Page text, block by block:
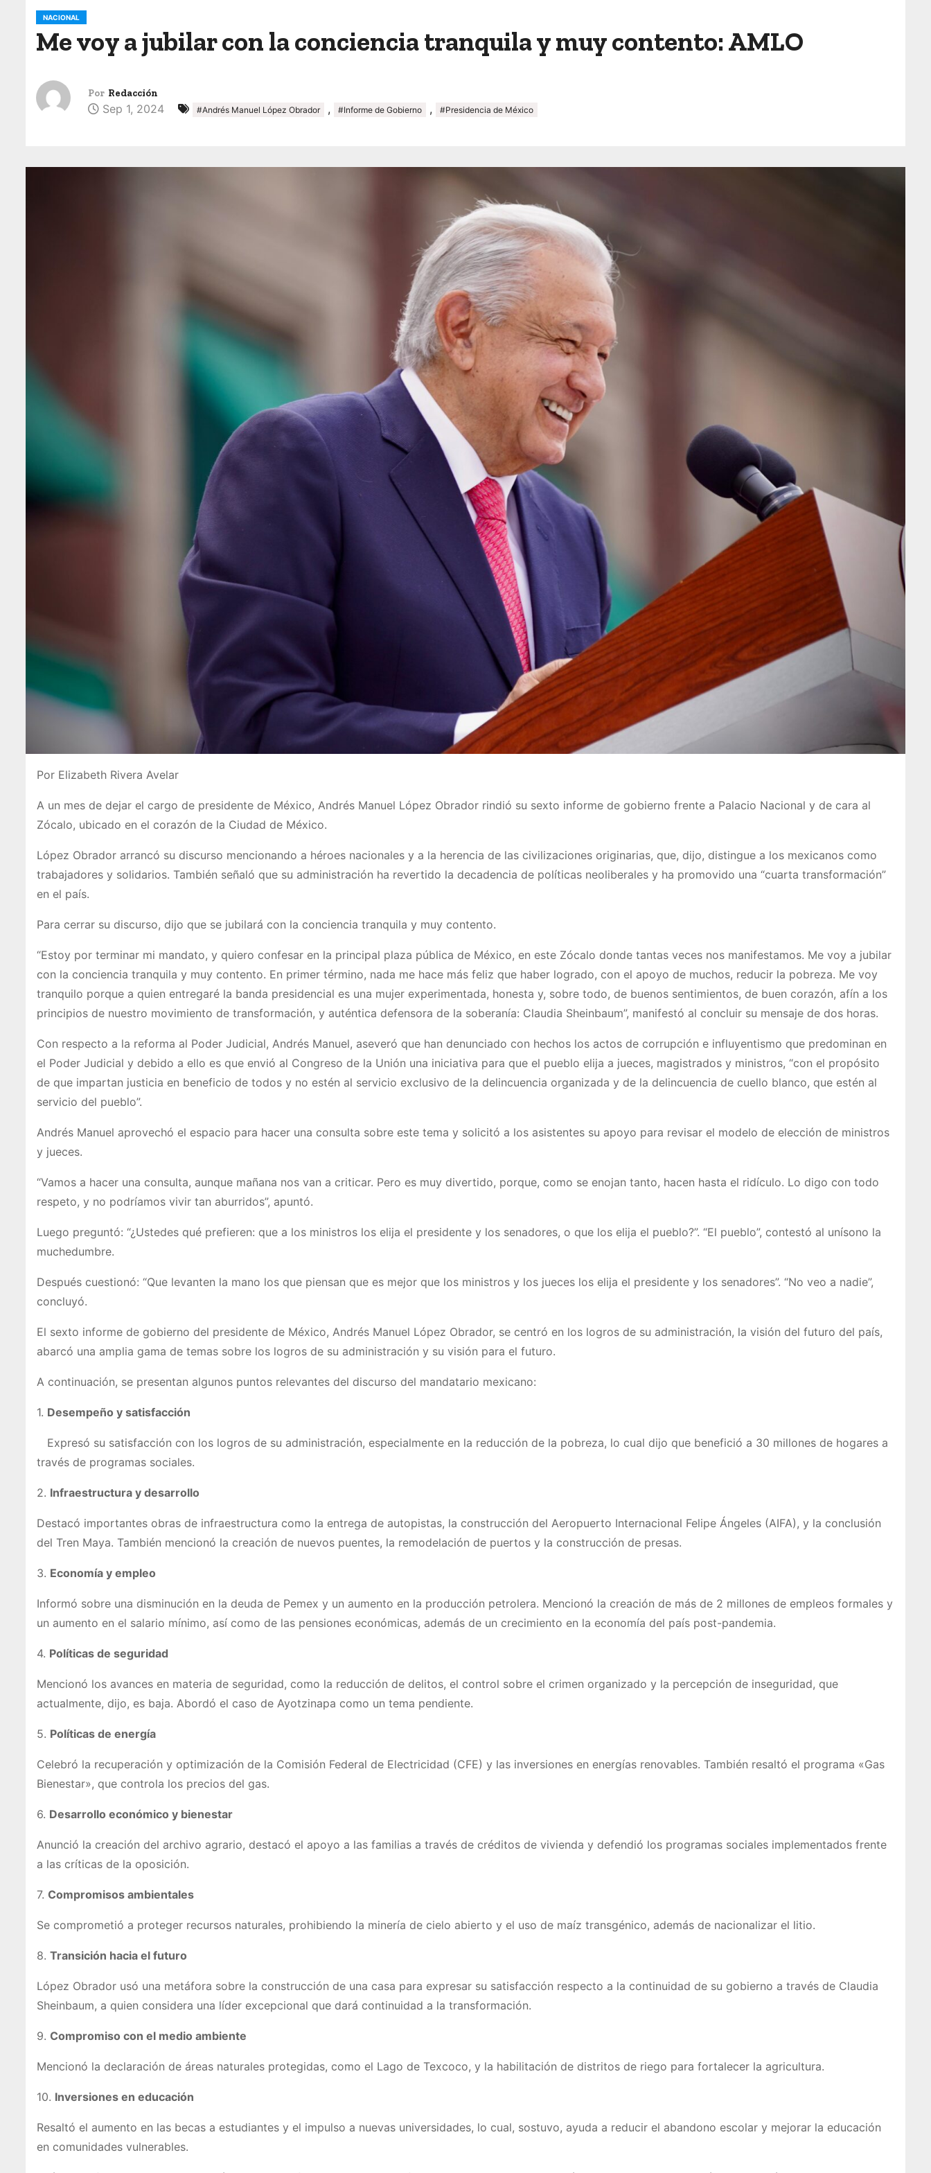
NACIONAL
Me voy a jubilar con la conciencia tranquila y muy contento: AMLO
Por Redacción
Sep 1, 2024 #Andrés Manuel López Obrador , #Informe de Gobierno , #Presidencia de México
Por Elizabeth Rivera Avelar
A un mes de dejar el cargo de presidente de México, Andrés Manuel López Obrador rindió su sexto informe de gobierno frente a Palacio Nacional y de cara al
Zócalo, ubicado en el corazón de la Ciudad de México.
López Obrador arrancó su discurso mencionando a héroes nacionales y a la herencia de las civilizaciones originarias, que, dijo, distingue a los mexicanos como
trabajadores y solidarios. También señaló que su administración ha revertido la decadencia de políticas neoliberales y ha promovido una “cuarta transformación”
en el país.
Para cerrar su discurso, dijo que se jubilará con la conciencia tranquila y muy contento.
“Estoy por terminar mi mandato, y quiero confesar en la principal plaza pública de México, en este Zócalo donde tantas veces nos manifestamos. Me voy a jubilar
con la conciencia tranquila y muy contento. En primer término, nada me hace más feliz que haber logrado, con el apoyo de muchos, reducir la pobreza. Me voy
tranquilo porque a quien entregaré la banda presidencial es una mujer experimentada, honesta y, sobre todo, de buenos sentimientos, de buen corazón, afín a los
principios de nuestro movimiento de transformación, y auténtica defensora de la soberanía: Claudia Sheinbaum”, manifestó al concluir su mensaje de dos horas.
Con respecto a la reforma al Poder Judicial, Andrés Manuel, aseveró que han denunciado con hechos los actos de corrupción e influyentismo que predominan en
el Poder Judicial y debido a ello es que envió al Congreso de la Unión una iniciativa para que el pueblo elija a jueces, magistrados y ministros, “con el propósito
de que impartan justicia en beneficio de todos y no estén al servicio exclusivo de la delincuencia organizada y de la delincuencia de cuello blanco, que estén al
servicio del pueblo”.
Andrés Manuel aprovechó el espacio para hacer una consulta sobre este tema y solicitó a los asistentes su apoyo para revisar el modelo de elección de ministros
y jueces.
“Vamos a hacer una consulta, aunque mañana nos van a criticar. Pero es muy divertido, porque, como se enojan tanto, hacen hasta el ridículo. Lo digo con todo
respeto, y no podríamos vivir tan aburridos”, apuntó.
Luego preguntó: “¿Ustedes qué prefieren: que a los ministros los elija el presidente y los senadores, o que los elija el pueblo?”. “El pueblo”, contestó al unísono la
muchedumbre.
Después cuestionó: “Que levanten la mano los que piensan que es mejor que los ministros y los jueces los elija el presidente y los senadores”. “No veo a nadie”,
concluyó.
El sexto informe de gobierno del presidente de México, Andrés Manuel López Obrador, se centró en los logros de su administración, la visión del futuro del país,
abarcó una amplia gama de temas sobre los logros de su administración y su visión para el futuro.
A continuación, se presentan algunos puntos relevantes del discurso del mandatario mexicano:
1. Desempeño y satisfacción
Expresó su satisfacción con los logros de su administración, especialmente en la reducción de la pobreza, lo cual dijo que benefició a 30 millones de hogares a
través de programas sociales.
2. Infraestructura y desarrollo
Destacó importantes obras de infraestructura como la entrega de autopistas, la construcción del Aeropuerto Internacional Felipe Ángeles (AIFA), y la conclusión
del Tren Maya. También mencionó la creación de nuevos puentes, la remodelación de puertos y la construcción de presas.
3. Economía y empleo
Informó sobre una disminución en la deuda de Pemex y un aumento en la producción petrolera. Mencionó la creación de más de 2 millones de empleos formales y
un aumento en el salario mínimo, así como de las pensiones económicas, además de un crecimiento en la economía del país post-pandemia.
4. Políticas de seguridad
Mencionó los avances en materia de seguridad, como la reducción de delitos, el control sobre el crimen organizado y la percepción de inseguridad, que
actualmente, dijo, es baja. Abordó el caso de Ayotzinapa como un tema pendiente.
5. Políticas de energía
Celebró la recuperación y optimización de la Comisión Federal de Electricidad (CFE) y las inversiones en energías renovables. También resaltó el programa «Gas
Bienestar», que controla los precios del gas.
6. Desarrollo económico y bienestar
Anunció la creación del archivo agrario, destacó el apoyo a las familias a través de créditos de vivienda y defendió los programas sociales implementados frente
a las críticas de la oposición.
7. Compromisos ambientales
Se comprometió a proteger recursos naturales, prohibiendo la minería de cielo abierto y el uso de maíz transgénico, además de nacionalizar el litio.
8. Transición hacia el futuro
López Obrador usó una metáfora sobre la construcción de una casa para expresar su satisfacción respecto a la continuidad de su gobierno a través de Claudia
Sheinbaum, a quien considera una líder excepcional que dará continuidad a la transformación.
9. Compromiso con el medio ambiente
Mencionó la declaración de áreas naturales protegidas, como el Lago de Texcoco, y la habilitación de distritos de riego para fortalecer la agricultura.
10. Inversiones en educación
Resaltó el aumento en las becas a estudiantes y el impulso a nuevas universidades, lo cual, sostuvo, ayuda a reducir el abandono escolar y mejorar la educación
en comunidades vulnerables.